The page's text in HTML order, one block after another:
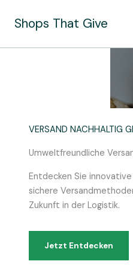
InhaltShops That Give
VERSAND NACHHALTIG
Umweltfreundliche
Entdecken Sie
sichere
Zukunft in der Logistik.
Jetzt Entdecken